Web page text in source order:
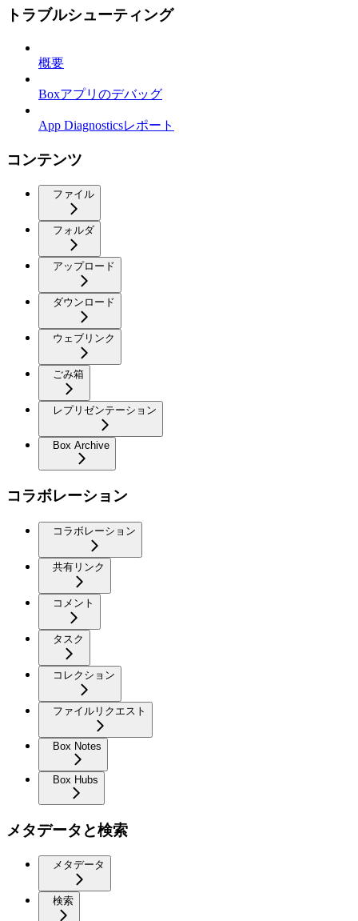
トラブルシューティング
概要
Boxアプリのデバッグ
App Diagnosticsレポート
コンテンツ
ファイル
フォルダ
アップロード
ダウンロード
ウェブリンク
ごみ箱
レプリゼンテーション
Box Archive
コラボレーション
コラボレーション
共有リンク
コメント
タスク
コレクション
ファイルリクエスト
Box Notes
Box Hubs
メタデータと検索
メタデータ
検索